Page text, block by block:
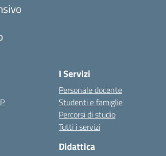
I Servizi
Personale docente
Studenti e famiglie
Percorsi di studio
Tutti i servizi
Didattica